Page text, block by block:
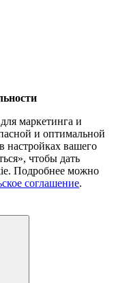
маркетинга и
и оптимальной
настройках вашего
чтобы дать
Подробнее можно
соглашение.